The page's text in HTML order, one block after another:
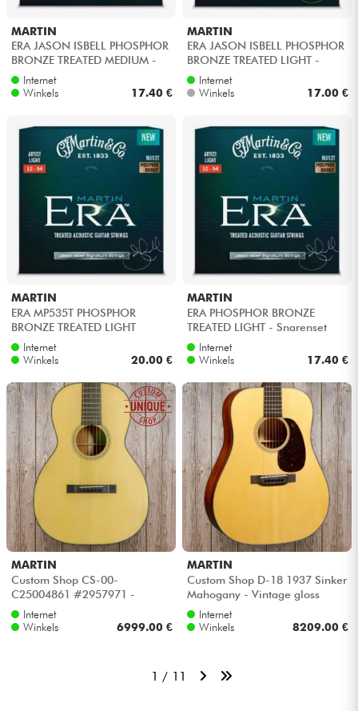
MARTIN
ERA JASON ISBELL PHOSPHOR
BRONZE TREATED MEDIUM -
Snarenset
Internet
Winkels
17.40 €
MARTIN
ERA JASON ISBELL PHOSPHOR
BRONZE TREATED LIGHT -
Snarenset
Internet
Winkels
17.00 €
MARTIN
ERA MP535T PHOSPHOR
BRONZE TREATED LIGHT
Internet
Winkels
20.00 €
MARTIN
ERA PHOSPHOR BRONZE
TREATED LIGHT - Snarenset
Internet
Winkels
17.40 €
MARTIN
Custom Shop CS-00-
C25004861 #2957971 -
Natural aging toner
Internet
Winkels
6999.00 €
MARTIN
Custom Shop D-18 1937 Sinker
Mahogany - Vintage gloss
aging toner
Internet
Winkels
8209.00 €
1 / 11